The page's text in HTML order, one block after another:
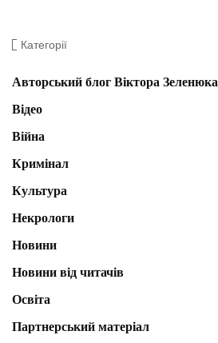
Категорії
Авторський блог Віктора Зеленюка
Відео
Війна
Кримінал
Культура
Некрологи
Новини
Новини від читачів
Освіта
Партнерський матеріал